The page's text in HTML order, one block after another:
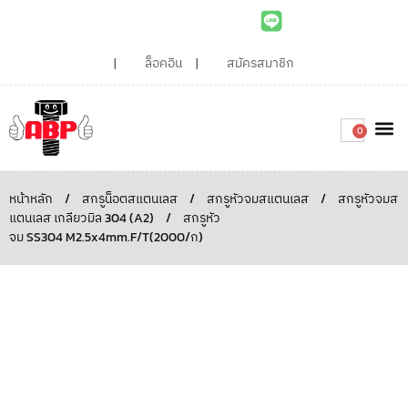
ล็อคอิน สมัครสมาชิก
0
หน้าหลัก / สกรูน็อตสแตนเลส / สกรูหัวจมสแตนเลส /
สกรูหัวจมส
แตนเลส เกลียวมิล 304 (A2)
/
สกรูหัว
จม SS304 M2.5x4mm.F/T(2000/ก)